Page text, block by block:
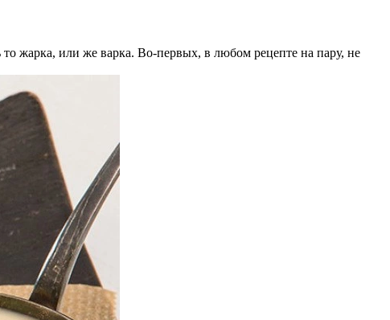
то жарка, или же варка. Во-первых, в любом рецепте на пару, не